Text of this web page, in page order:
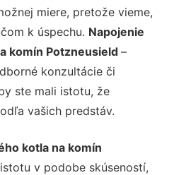
miere, pretože vieme,
k úspechu. Napojenie
komín Potzneusield –
konzultácie či
ste mali istotu, že
vašich predstáv.
kotla na komín
v podobe skúseností,